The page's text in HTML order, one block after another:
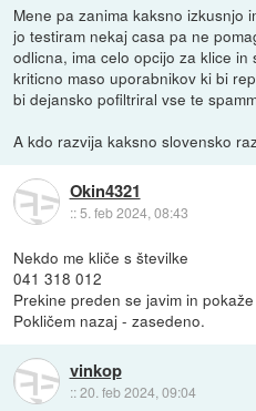
Mene pa zanima kaksno izkusnjo
jo testiram nekaj casa pa ne
odlicna, ima celo opcijo za klice
kriticno maso uporabnikov ki bi
bi dejansko pofiltriral vse te
A kdo razvija kaksno slovensko
Okin4321
::5. feb 2024, 08:43
Nekdo me kliče s številke
041 318 012
Prekine preden se javim in
Pokličem nazaj - zasedeno.
vinkop
::20. feb 2024, 09:04